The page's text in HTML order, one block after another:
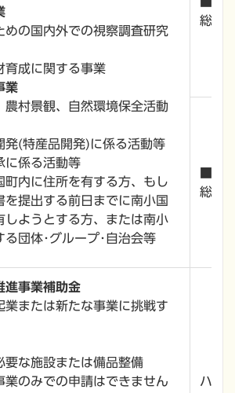
の国内外での視察調査研究
成に関する事業
業
村景観、自然環境保全活動
(特産品開発)に係る活動等
係る活動等
町内に住所を有する方、もし
を提出する前日までに南小国
しようとする方、または南小
る団体･グループ･自治会等
総事
総事
進事業補助金
業または新たな事業に挑戦す
な施設または備品整備
業のみでの申請はできません
ハー